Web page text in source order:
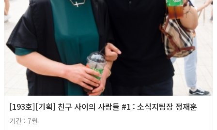
[193호][기획] 친구 사이의 사람들 #1 : 소식지팀장 정재훈
기간 : 7월